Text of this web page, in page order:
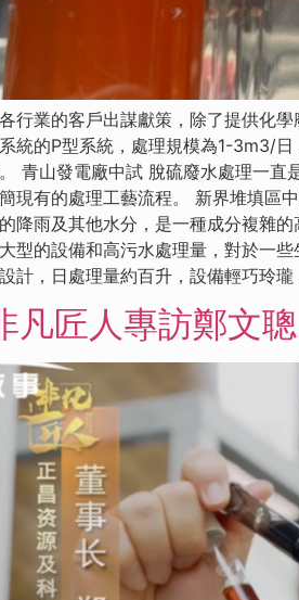
行業的客戶出謀獻策，除了提供化
統的P型系統，處理規模為1-3m3/
青山發電廠中試 脫硫廢水處理一
現有的處理工藝流程。 新界堆填區
降雨及其他水分，是一種成分複雜
型的設備和高污水處理量，對於一
計，日處理量約百升，設備輕巧玲瓏
凡匠人專訪鄭文聰